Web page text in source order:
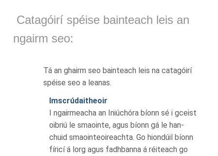
Catagóirí spéise bainteach leis an
ngairm seo:
Tá an ghairm seo bainteach leis na catagóirí
spéise seo a leanas.
Imscrúdaitheoir
I ngairmeacha an Iniúchóra bíonn sé i gceist
oibriú le smaointe, agus bíonn gá le han-
chuid smaointeoireachta. Go hiondúil bíonn
fíricí á lorg agus fadhbanna á réiteach go